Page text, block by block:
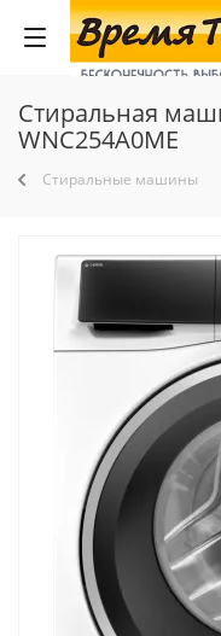
Стиральная
WNC254A0ME
Стиральные машины